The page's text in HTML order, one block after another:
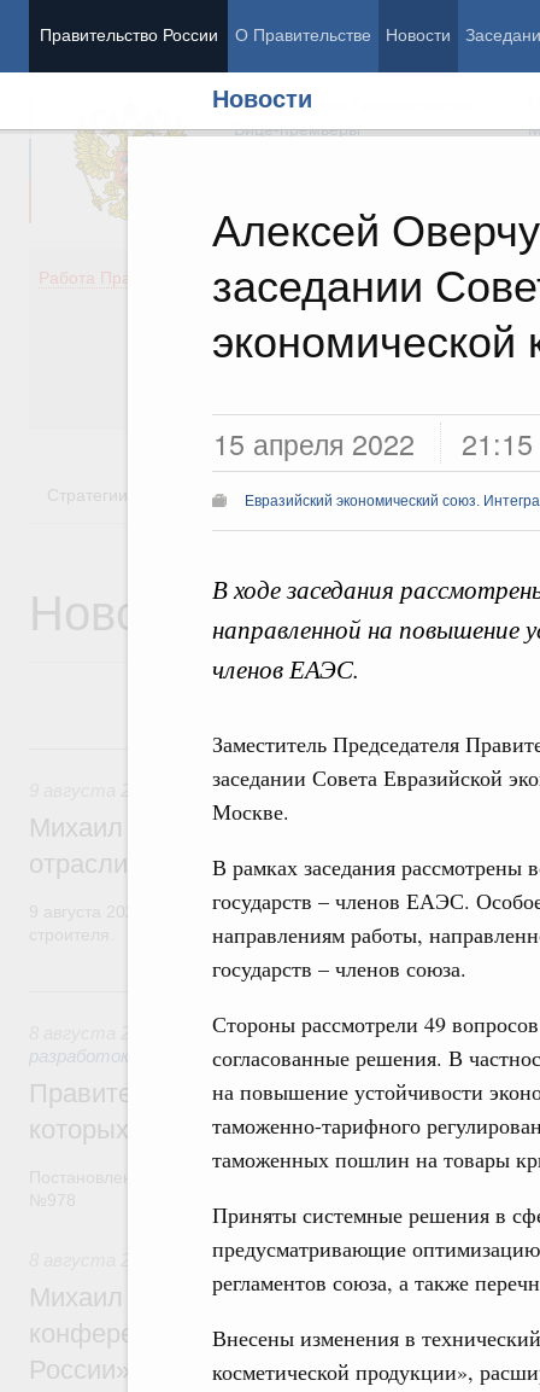
Правительство России О Правительстве Новости
Новости
Алексей
заседании
экономической
15 апреля 2022 21:15
Евразийский экономический союз.
В ходе заседания
направленной на повышение
членов ЕАЭС.
Заместитель Председателя
заседании Совета Евразийской
Москве.
В рамках заседания
государств – членов ЕАЭС.
направлениям работы,
государств – членов союза.
Стороны рассмотрели 49
согласованные решения. В
на повышение устойчивости
таможенно-тарифного
таможенных пошлин на товары
Приняты системные решения в
предусматривающие
регламентов союза, а также
Внесены изменения в
косметической продукции»,
Председатель Правительства
Вице-премьеры
Работа Правительства
Демография
Здоровье
Культура
Стратегии Государственные программы
Новости
9 августа, воскресенье
Регулирование в сфере строительства
Михаил Мишустин поздравил
отрасли с профессиональным
9 августа 2026 года отмечается профессиональный праздник
Государственная политика в сфере
разработок
Правительство расширило перечень
которых освобождаются от НДФЛ
Отрасль информационных технологий
Михаил Мишустин дал поручения по
конференции «Цифровая индустрия
России»